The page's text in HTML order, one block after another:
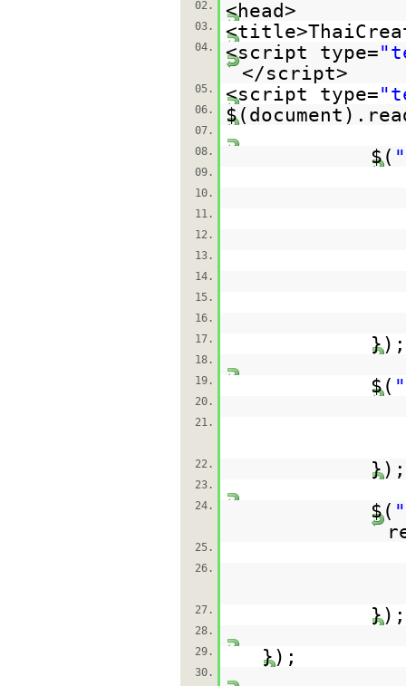
02. <head>
03.
04. <script type=
</script>
05. <script type=
06.
07.
08.
$(
09.
10.
11.
12.
13.
14.
15.
16.
17.
});
18.
19.
$(
20.
21.
22. });
23.
24.
$(
25.
26.
27. });
28.
29.
});
30.